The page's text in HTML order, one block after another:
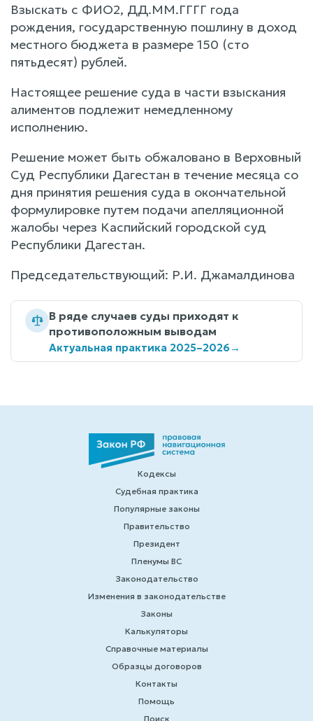
Взыскать с ФИО2, ДД.ММ.ГГГГ года
рождения, государственную пошлину в доход
местного бюджета в размере 150 (сто
пятьдесят) рублей.
Настоящее решение суда в части взыскания
алиментов подлежит немедленному
исполнению.
Решение может быть обжаловано в Верховный
Суд Республики Дагестан в течение месяца со
дня принятия решения суда в окончательной
формулировке путем подачи апелляционной
жалобы через Каспийский городской суд
Республики Дагестан.
Председательствующий: Р.И. Джамалдинова
В ряде случаев суды приходят к
противоположным выводам
Актуальная практика 2025–2026→
Кодексы
Судебная практика
Популярные законы
Правительство
Президент
Пленумы ВС
Законодательство
Изменения в законодательстве
Законы
Калькуляторы
Справочные материалы
Образцы договоров
Контакты
Помощь
Поиск